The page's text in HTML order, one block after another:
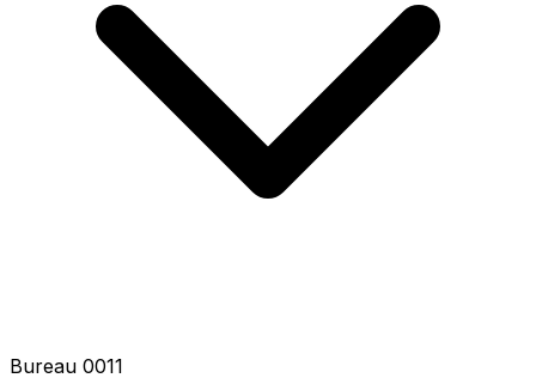
Bureau 0011